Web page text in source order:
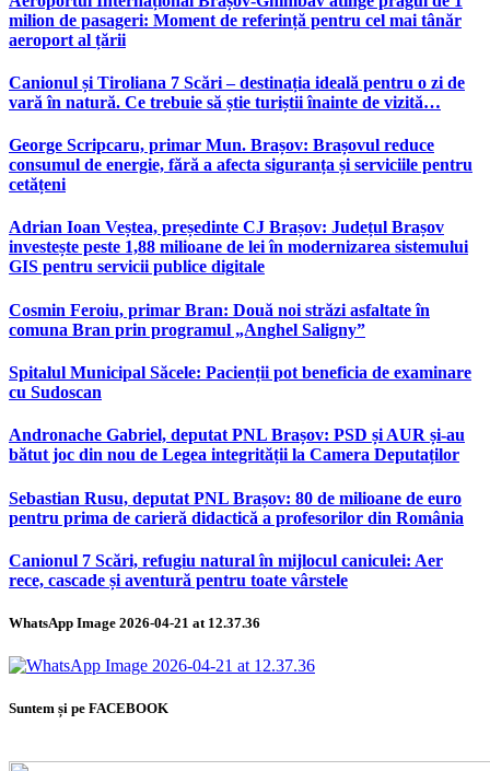
milion de pasageri: Moment de referință pentru cel mai tânăr
aeroport al țării
Canionul și Tiroliana 7 Scări – destinația ideală pentru o zi de
vară în natură. Ce trebuie să știe turiștii înainte de vizită…
George Scripcaru, primar Mun. Brașov: Brașovul reduce
consumul de energie, fără a afecta siguranța și serviciile pentru
cetățeni
Adrian Ioan Veștea, președinte CJ Brașov: Județul Brașov
investește peste 1,88 milioane de lei în modernizarea sistemului
GIS pentru servicii publice digitale
Cosmin Feroiu, primar Bran: Două noi străzi asfaltate în
comuna Bran prin programul „Anghel Saligny”
Spitalul Municipal Săcele: Pacienții pot beneficia de examinare
cu Sudoscan
Andronache Gabriel, deputat PNL Brașov: PSD și AUR și-au
bătut joc din nou de Legea integrității la Camera Deputaților
Sebastian Rusu, deputat PNL Brașov: 80 de milioane de euro
pentru prima de carieră didactică a profesorilor din România
Canionul 7 Scări, refugiu natural în mijlocul caniculei: Aer
rece, cascade și aventură pentru toate vârstele
WhatsApp Image 2026-04-21 at 12.37.36
Suntem și pe FACEBOOK